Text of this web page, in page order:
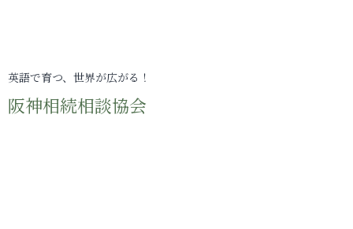
英語で育つ、世界が広がる！
阪神相続相談協会